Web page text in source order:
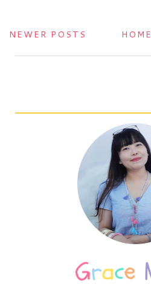
NEWER POSTS HOME